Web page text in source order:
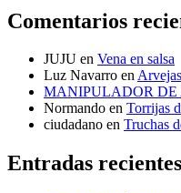
Comentarios
JUJU en Vena en salsa
Luz Navarro en
MANIPULADOR DE
Normando en Torrijas
ciudadano en Truchas
Entradas recientes